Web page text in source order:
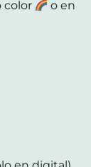
color
o en